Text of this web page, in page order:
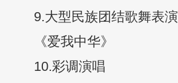
9.大型民族团结歌舞表演
《爱我中华》
10.彩调演唱